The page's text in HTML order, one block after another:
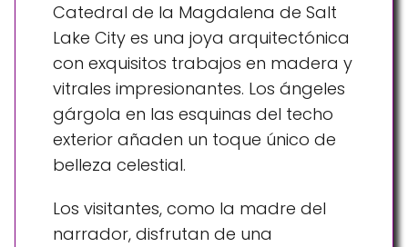
Catedral de la Magdalena de Salt
Lake City es una joya arquitectónica
con exquisitos trabajos en madera y
vitrales impresionantes. Los ángeles
gárgola en las esquinas del techo
exterior añaden un toque único de
belleza celestial.
Los visitantes, como la madre del
narrador, disfrutan de una